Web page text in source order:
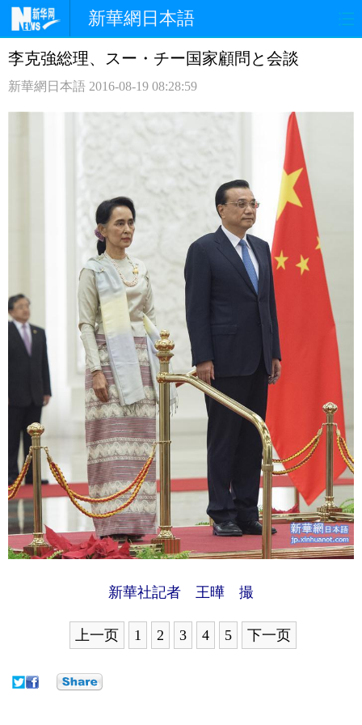
新華網日本語
ホームページ 政治 経済
写真
李克強総理、スー・チー国家顧問と会談
新華網日本語 2016-08-19 08:28:59
新華社記者 王曄 撮
上一页 1 2 3 4 5 下一页